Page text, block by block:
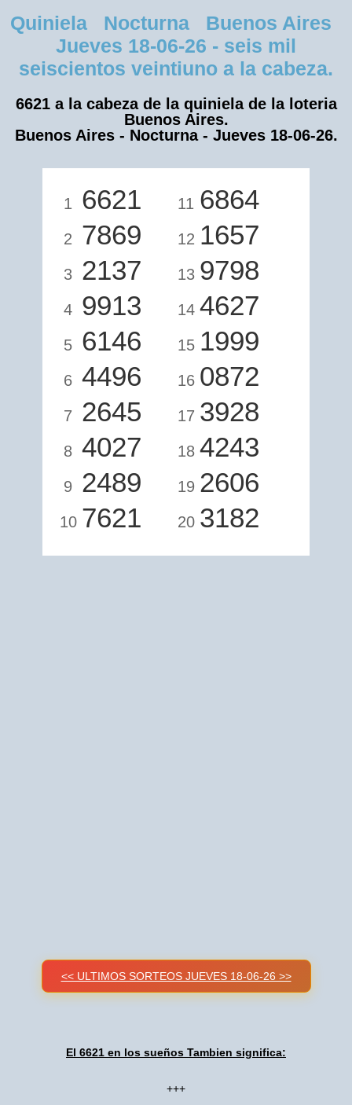
Quiniela Nocturna Buenos Aires
Jueves 18-06-26 - seis mil
seiscientos veintiuno a la cabeza.
6621 a la cabeza de la quiniela de la loteria
Buenos Aires.
Buenos Aires - Nocturna - Jueves 18-06-26.
1 6621
2 7869
3 2137
4 9913
5 6146
6 4496
7 2645
8 4027
9 2489
10 7621
11 6864
12 1657
13 9798
14 4627
15 1999
16 0872
17 3928
18 4243
19 2606
20 3182
<< ULTIMOS SORTEOS JUEVES 18-06-26 >>
El 6621 en los sueños Tambien significa:
+++